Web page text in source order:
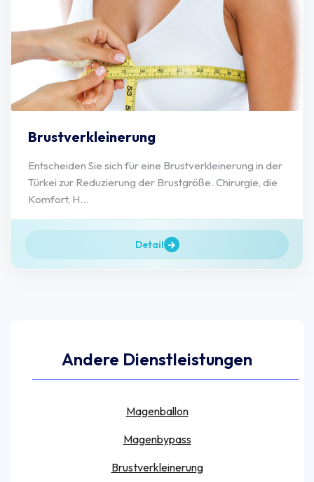
Brustverkleinerung
Entscheiden Sie sich für eine Brustverkleinerung in der
Türkei zur Reduzierung der Brustgröße. Chirurgie, die
Komfort, H...
Detail
Andere Dienstleistungen
Magenballon
Magenbypass
Brustverkleinerung